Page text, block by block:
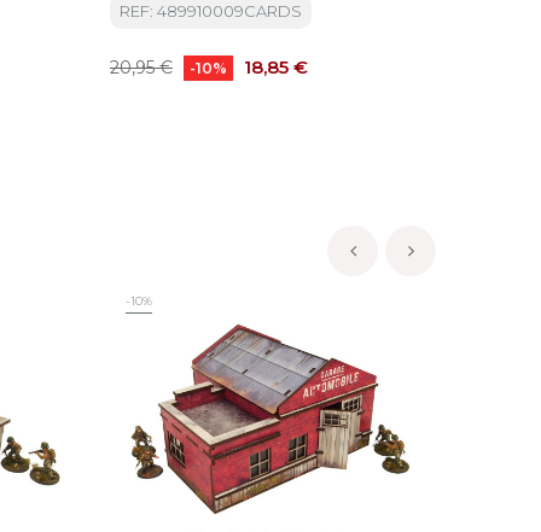
REF: 489910009CARDS
Precio
20,95 € -10% Precio
18,85 €
-10%